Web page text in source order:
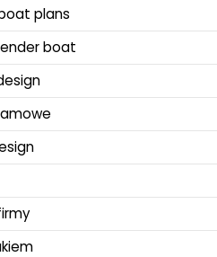
plans
boat